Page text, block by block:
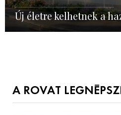
Új életre kelhetnek a
A ROVAT